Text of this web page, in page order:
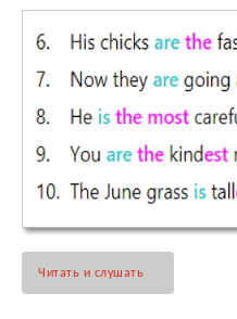
Читать и слушать